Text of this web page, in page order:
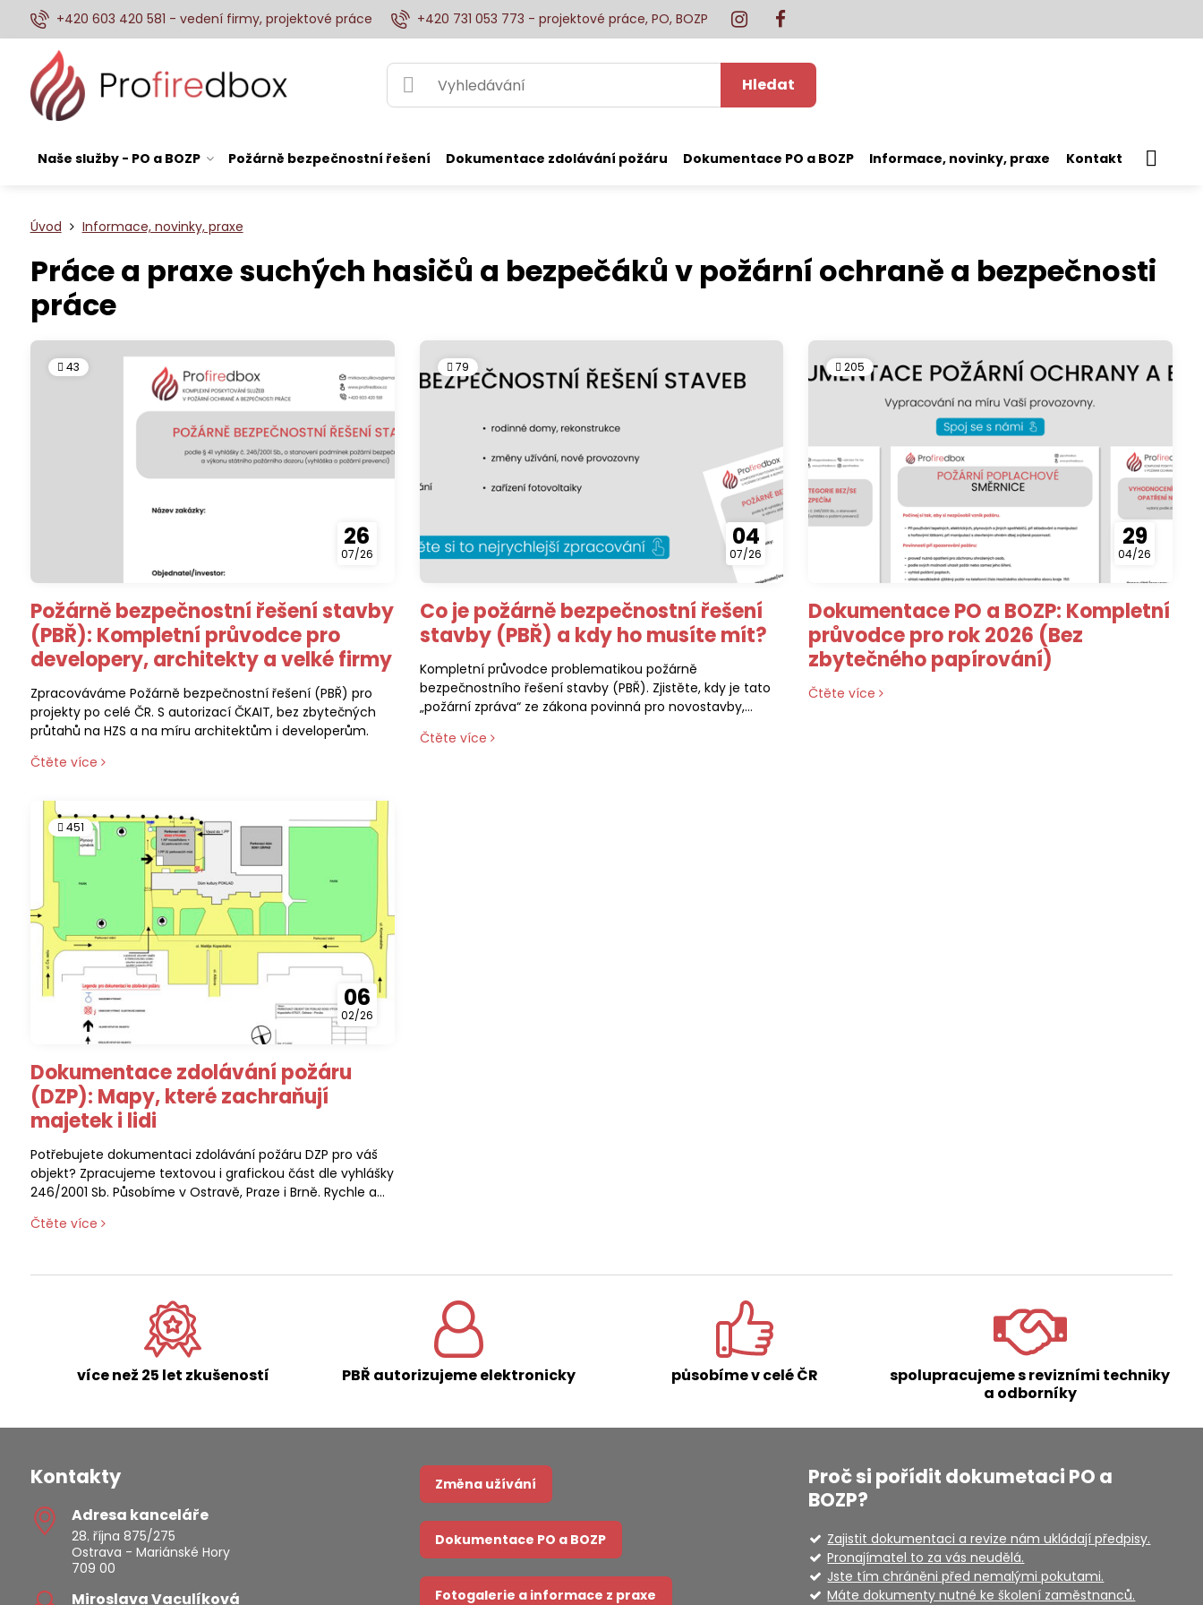
+420 603 420 581 - vedení firmy, projektové práce +420 731 053 773 - projektové práce, PO, BOZP
Hledat
Naše služby - PO a BOZP Požárně bezpečnostní řešení Dokumentace zdolávání požáru Dokumentace PO a BOZP Informace, novinky, praxe Kontakt
Úvod Informace, novinky, praxe
Práce a praxe suchých hasičů a bezpečáků v požární ochraně a bezpečnosti
práce
43
26
07/26
Požárně bezpečnostní řešení stavby
(PBŘ): Kompletní průvodce pro
developery, architekty a velké firmy
Zpracováváme Požárně bezpečnostní řešení (PBŘ) pro
projekty po celé ČR. S autorizací ČKAIT, bez zbytečných
průtahů na HZS a na míru architektům i developerům.
Čtěte více
79
04
07/26
Co je požárně bezpečnostní řešení
stavby (PBŘ) a kdy ho musíte mít?
Kompletní průvodce problematikou požárně
bezpečnostního řešení stavby (PBŘ). Zjistěte, kdy je tato
„požární zpráva“ ze zákona povinná pro novostavby,
přehledně vysvětluje, co všechno musí textová a
Čtěte více
205
29
04/26
Dokumentace PO a BOZP: Kompletní
průvodce pro rok 2026 (Bez
zbytečného papírování)
Čtěte více
451
06
02/26
Dokumentace zdolávání požáru
(DZP): Mapy, které zachraňují
majetek i lidi
Potřebujete dokumentaci zdolávání požáru DZP pro váš
objekt? Zpracujeme textovou i grafickou část dle vyhlášky
246/2001 Sb. Působíme v Ostravě, Praze i Brně. Rychle a
Čtěte více
více než 25 let zkušeností PBŘ autorizujeme elektronicky působíme v celé ČR
spolupracujeme s revizními techniky
a odborníky
Kontakty
Adresa kanceláře
28. října 875/275
Ostrava - Mariánské Hory
709 00
Miroslava Vaculíková
Změna užívání
Dokumentace PO a BOZP
Fotogalerie a informace z praxe
Proč si pořídit dokumetaci PO a
BOZP?
Zajistit dokumentaci a revize nám ukládají předpisy.
Pronajímatel to za vás neudělá.
Jste tím chráněni před nemalými pokutami.
Máte dokumenty nutné ke školení zaměstnanců.